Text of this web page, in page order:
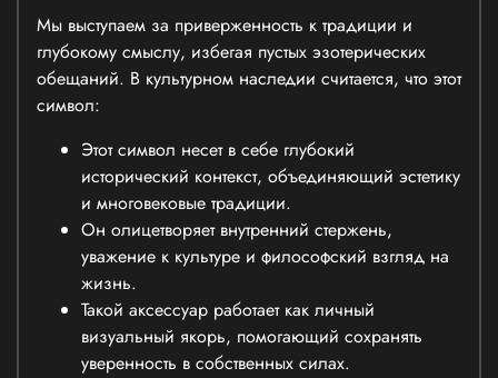
Мы выступаем за приверженность к традиции и
глубокому смыслу, избегая пустых эзотерических
обещаний. В культурном наследии считается, что этот
символ:
Этот символ несет в себе глубокий
исторический контекст, объединяющий эстетику
и многовековые традиции.
Он олицетворяет внутренний стержень,
уважение к культуре и философский взгляд на
жизнь.
Такой аксессуар работает как личный
визуальный якорь, помогающий сохранять
уверенность в собственных силах.